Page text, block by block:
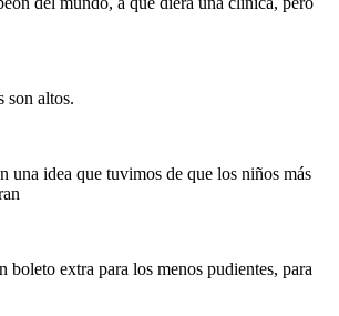
son altos.
una idea que tuvimos de que los niños más
boleto extra para los menos pudientes, para